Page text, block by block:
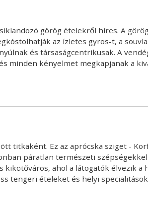
görög ételekről híres. A
az ízletes gyros-t, a
és társaságcentrikusak. A
minden kényelmet megkapjanak a
titkaként. Ez az aprócska sziget -
páratlan természeti
ahol a látogatók élvezik a
tengeri ételeket és helyi